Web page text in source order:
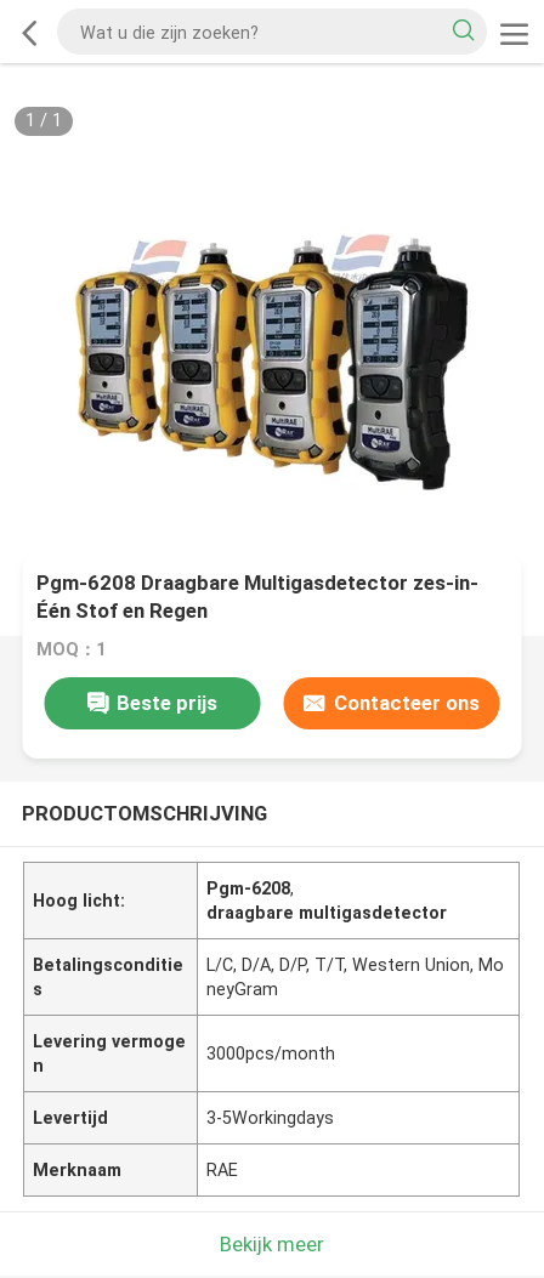
1 / 1
Pgm-6208 Draagbare Multigasdetector zes-in-
Één Stof en Regen
MOQ：1
Beste prijs Contacteer ons
PRODUCTOMSCHRIJVING
Hoog licht:
Pgm-6208,
draagbare multigasdetector
Betalingsconditie
s
L/C, D/A, D/P, T/T, Western Union, Mo
neyGram
Levering vermoge
n
3000pcs/month
Levertijd 3-5Workingdays
Merknaam RAE
Bekijk meer